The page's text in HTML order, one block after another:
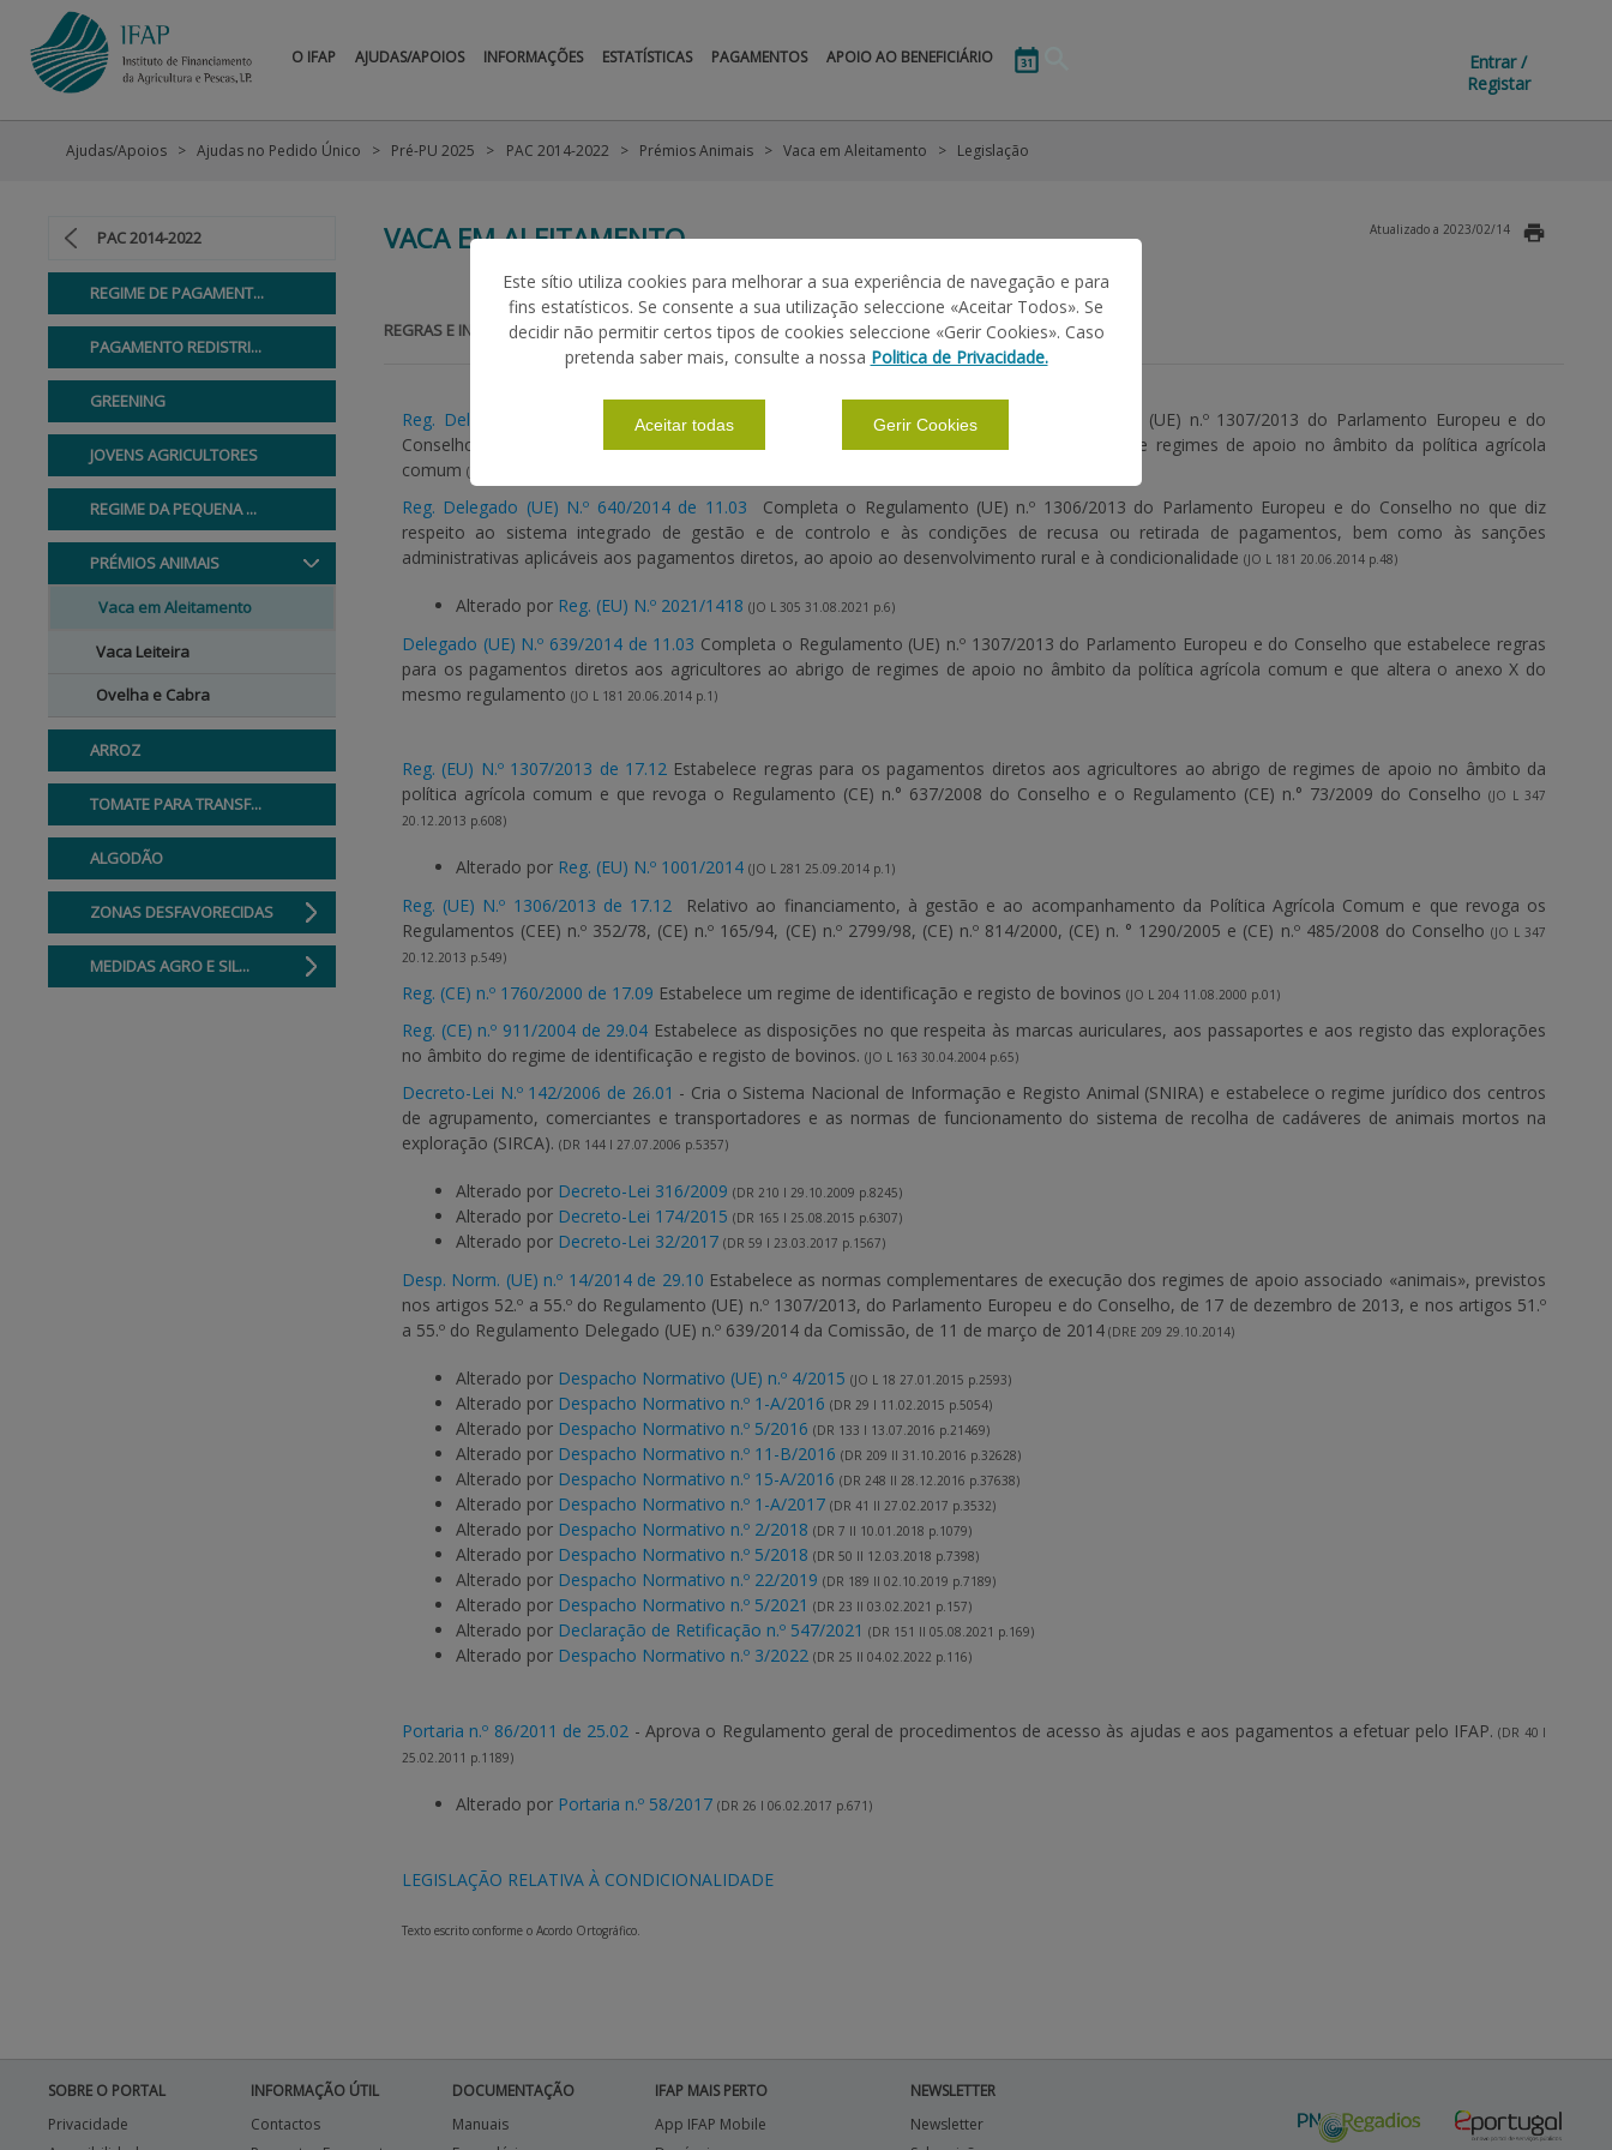
O IFAP AJUDAS/APOIOS INFORMAÇÕES ESTATÍSTICAS PAGAMENTOS APOIO AO BENEFICIÁRIO
Entrar /
Registar
PAC 2014-2022
REGIME DE PAGAMENT...
PAGAMENTO REDISTRI...
GREENING
JOVENS AGRICULTORES
REGIME DA PEQUENA ...
PRÉMIOS ANIMAIS
Vaca em Aleitamento
Vaca Leiteira
Ovelha e Cabra
ARROZ
TOMATE PARA TRANSF...
ALGODÃO
ZONAS DESFAVORECIDAS
MEDIDAS AGRO E SIL...
Ajudas/Apoios Ajudas no Pedido Único Pré-PU 2025 PAC 2014-2022 Prémios Animais Vaca em Aleitamento Legislação
VACA EM ALEITAMENTO
REGRAS E INFORMAÇÕES BÁSICAS | CALENDÁRIO | PERGUNTAS FREQUENTES | LEGISLAÇÃO
Atualizado a 2023/02/14
Reg. Delegado (UE) N.º 641/2014 de 16.06
Fixa as normas de execução do Regulamento (UE) n.º 1307/2013 do Parlamento Europeu e do
Conselho, que estabelece regras para os pagamentos diretos aos agricultores ao abrigo de regimes de apoio no âmbito da política agrícola
comum (JO L 181 20.06.2014 p.74)
Reg. Delegado (UE) N.º 640/2014 de 11.03
Completa o Regulamento (UE) n.º 1306/2013 do Parlamento Europeu e do Conselho no que diz
respeito ao sistema integrado de gestão e de controlo e às condições de recusa ou retirada de pagamentos, bem como às sanções
administrativas aplicáveis aos pagamentos diretos, ao apoio ao desenvolvimento rural e à condicionalidade (JO L 181 20.06.2014 p.48)
Alterado por Reg. (EU) N.º 2021/1418 (JO L 305 31.08.2021 p.6)
Delegado (UE) N.º 639/2014 de 11.03 Completa o Regulamento (UE) n.º 1307/2013 do Parlamento Europeu e do Conselho que estabelece regras
para os pagamentos diretos aos agricultores ao abrigo de regimes de apoio no âmbito da política agrícola comum e que altera o anexo X do
mesmo regulamento (JO L 181 20.06.2014 p.1)
Reg. (EU) N.º 1307/2013 de 17.12 Estabelece regras para os pagamentos diretos aos agricultores ao abrigo de regimes de apoio no âmbito da
política agrícola comum e que revoga o Regulamento (CE) n.° 637/2008 do Conselho e o Regulamento (CE) n.° 73/2009 do Conselho (JO L 347
20.12.2013 p.608)
Alterado por Reg. (EU) N.º 1001/2014 (JO L 281 25.09.2014 p.1)
Reg. (UE) N.º 1306/2013 de 17.12
Relativo ao financiamento, à gestão e ao acompanhamento da Política Agrícola Comum e que revoga os
Regulamentos (CEE) n.º 352/78, (CE) n.º 165/94, (CE) n.º 2799/98, (CE) n.º 814/2000, (CE) n. ° 1290/2005 e (CE) n.º 485/2008 do Conselho (JO L 347
20.12.2013 p.549)
Reg. (CE) n.º 1760/2000 de 17.09 Estabelece um regime de identificação e registo de bovinos (JO L 204 11.08.2000 p.01)
Reg. (CE) n.º 911/2004 de 29.04 Estabelece as disposições no que respeita às marcas auriculares, aos passaportes e aos registo das explorações
no âmbito do regime de identificação e registo de bovinos. (JO L 163 30.04.2004 p.65)
Decreto-Lei N.º 142/2006 de 26.01 - Cria o Sistema Nacional de Informação e Registo Animal (SNIRA) e estabelece o regime jurídico dos centros
de agrupamento, comerciantes e transportadores e as normas de funcionamento do sistema de recolha de cadáveres de animais mortos na
exploração (SIRCA). (DR 144 I 27.07.2006 p.5357)
Alterado por Decreto-Lei 316/2009 (DR 210 I 29.10.2009 p.8245)
Alterado por Decreto-Lei 174/2015 (DR 165 I 25.08.2015 p.6307)
Alterado por Decreto-Lei 32/2017 (DR 59 I 23.03.2017 p.1567)
Desp. Norm. (UE) n.º 14/2014 de 29.10 Estabelece as normas complementares de execução dos regimes de apoio associado «animais», previstos
nos artigos 52.º a 55.º do Regulamento (UE) n.º 1307/2013, do Parlamento Europeu e do Conselho, de 17 de dezembro de 2013, e nos artigos 51.º
a 55.º do Regulamento Delegado (UE) n.º 639/2014 da Comissão, de 11 de março de 2014 (DRE 209 29.10.2014)
Alterado por Despacho Normativo (UE) n.º 4/2015 (JO L 18 27.01.2015 p.2593)
Alterado por Despacho Normativo n.º 1-A/2016 (DR 29 I 11.02.2015 p.5054)
Alterado por Despacho Normativo n.º 5/2016 (DR 133 I 13.07.2016 p.21469)
Alterado por Despacho Normativo n.º 11-B/2016 (DR 209 II 31.10.2016 p.32628)
Alterado por Despacho Normativo n.º 15-A/2016 (DR 248 II 28.12.2016 p.37638)
Alterado por Despacho Normativo n.º 1-A/2017 (DR 41 II 27.02.2017 p.3532)
Alterado por Despacho Normativo n.º 2/2018 (DR 7 II 10.01.2018 p.1079)
Alterado por Despacho Normativo n.º 5/2018 (DR 50 II 12.03.2018 p.7398)
Alterado por Despacho Normativo n.º 22/2019 (DR 189 II 02.10.2019 p.7189)
Alterado por Despacho Normativo n.º 5/2021 (DR 23 II 03.02.2021 p.157)
Alterado por Declaração de Retificação n.º 547/2021 (DR 151 II 05.08.2021 p.169)
Alterado por Despacho Normativo n.º 3/2022 (DR 25 II 04.02.2022 p.116)
Portaria n.º 86/2011 de 25.02 - Aprova o Regulamento geral de procedimentos de acesso às ajudas e aos pagamentos a efetuar pelo IFAP.(DR 40 I
25.02.2011 p.1189)
Alterado por Portaria n.º 58/2017 (DR 26 I 06.02.2017 p.671)
LEGISLAÇÃO RELATIVA À CONDICIONALIDADE
Texto escrito conforme o Acordo Ortográfico.
SOBRE O PORTAL
Privacidade
INFORMAÇÃO ÚTIL
Contactos
DOCUMENTAÇÃO
Manuais
IFAP MAIS PERTO
App IFAP Mobile
NEWSLETTER
Newsletter
Este sítio utiliza cookies para melhorar a sua experiência de navegação e para
fins estatísticos. Se consente a sua utilização seleccione «Aceitar Todos». Se
decidir não permitir certos tipos de cookies seleccione «Gerir Cookies». Caso
pretenda saber mais, consulte a nossa Politica de Privacidade.
Aceitar todas Gerir Cookies